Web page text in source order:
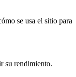
se usa el sitio para
su rendimiento.